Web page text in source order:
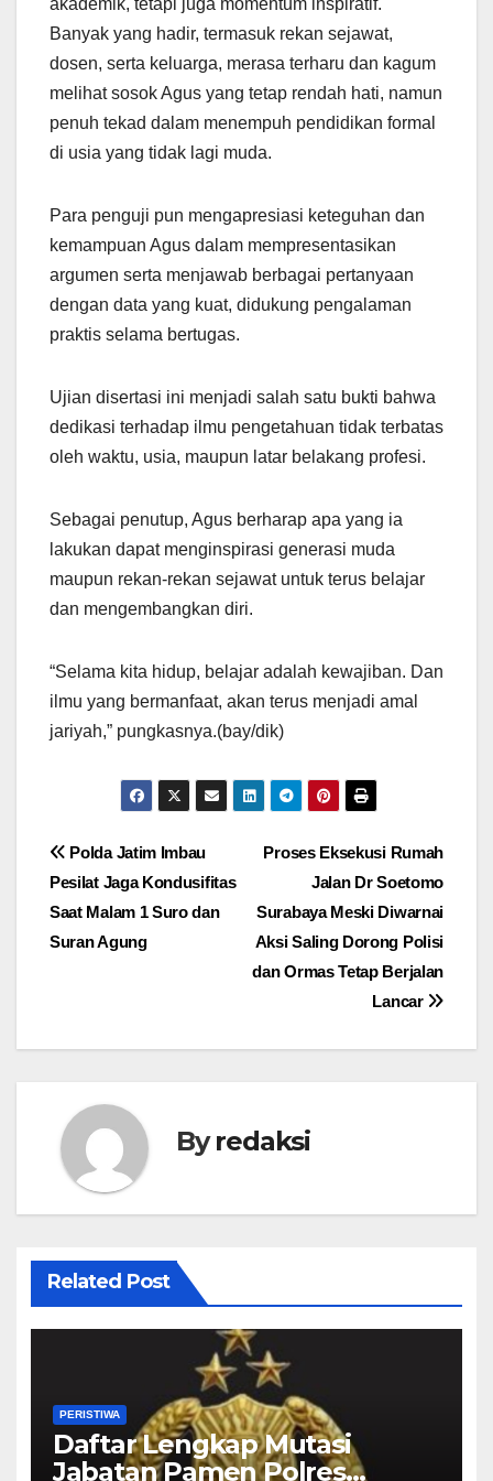
Banyak yang hadir, termasuk rekan sejawat,
dosen, serta keluarga, merasa terharu dan kagum
melihat sosok Agus yang tetap rendah hati, namun
penuh tekad dalam menempuh pendidikan formal
di usia yang tidak lagi muda.
Para penguji pun mengapresiasi keteguhan dan
kemampuan Agus dalam mempresentasikan
argumen serta menjawab berbagai pertanyaan
dengan data yang kuat, didukung pengalaman
praktis selama bertugas.
Ujian disertasi ini menjadi salah satu bukti bahwa
dedikasi terhadap ilmu pengetahuan tidak terbatas
oleh waktu, usia, maupun latar belakang profesi.
Sebagai penutup, Agus berharap apa yang ia
lakukan dapat menginspirasi generasi muda
maupun rekan-rekan sejawat untuk terus belajar
dan mengembangkan diri.
“Selama kita hidup, belajar adalah kewajiban. Dan
ilmu yang bermanfaat, akan terus menjadi amal
jariyah,” pungkasnya.(bay/dik)
Navigasi
pos
Proses Eksekusi Rumah
Jalan Dr Soetomo
Surabaya Meski Diwarnai
Aksi Saling Dorong Polisi
dan Ormas Tetap Berjalan
Lancar
Polda Jatim Imbau
Pesilat Jaga Kondusifitas
Saat Malam 1 Suro dan
Suran Agung
Byredaksi
Related Post
PERISTIWA
Daftar Lengkap Mutasi
Jabatan Pamen Polres